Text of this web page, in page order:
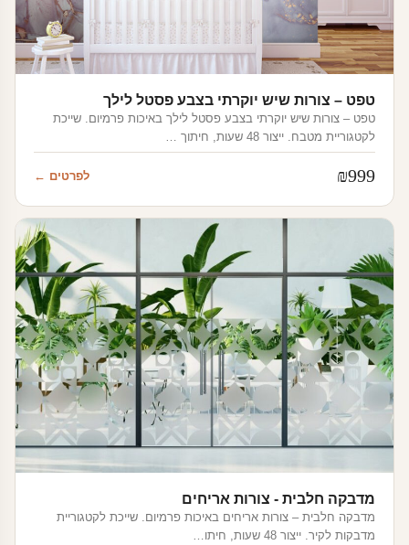
טפט – צורות שיש יוקרתי בצבע פסטל לילך
טפט – צורות שיש יוקרתי בצבע פסטל לילך באיכות פרמיום. שייכת
לקטגוריית מטבח. ייצור 48 שעות, חיתוך …
₪999 לפרטים ←
מדבקה חלבית - צורות אריחים
מדבקה חלבית – צורות אריחים באיכות פרמיום. שייכת לקטגוריית
מדבקות לקיר. ייצור 48 שעות, חיתו…